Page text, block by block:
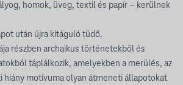
homok, üveg, textil és papír – kerülnek
után újra kitáguló tüdő.
részben archaikus történetekből és
táplálkozik, amelyekben a merülés, az
hiány motívuma olyan átmeneti állapotokat